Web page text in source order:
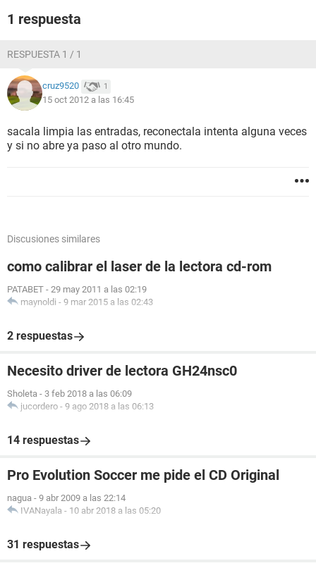
1 respuesta
RESPUESTA 1 / 1
cruz9520 1
15 oct 2012 a las 16:45
sacala limpia las entradas, reconectala intenta alguna veces
y si no abre ya paso al otro mundo.
Discusiones similares
como calibrar el laser de la lectora cd-rom
PATABET - 29 may 2011 a las 02:19
maynoldi - 9 mar 2015 a las 02:43
2 respuestas
Necesito driver de lectora GH24nsc0
Sholeta - 3 feb 2018 a las 06:09
jucordero - 9 ago 2018 a las 06:13
14 respuestas
Pro Evolution Soccer me pide el CD Original
nagua - 9 abr 2009 a las 22:14
IVANayala - 10 abr 2018 a las 05:20
31 respuestas